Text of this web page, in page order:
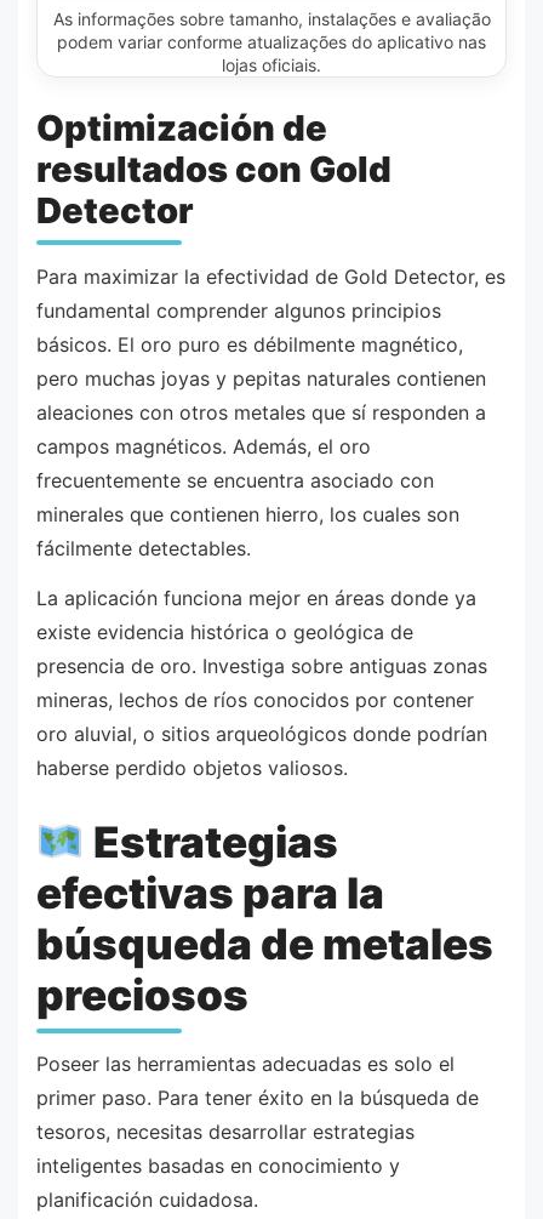
As informações sobre tamanho, instalações e avaliação
podem variar conforme atualizações do aplicativo nas
lojas oficiais.
Optimización de
resultados con Gold
Detector
Para maximizar la efectividad de Gold Detector, es
fundamental comprender algunos principios
básicos. El oro puro es débilmente magnético,
pero muchas joyas y pepitas naturales contienen
aleaciones con otros metales que sí responden a
campos magnéticos. Además, el oro
frecuentemente se encuentra asociado con
minerales que contienen hierro, los cuales son
fácilmente detectables.
La aplicación funciona mejor en áreas donde ya
existe evidencia histórica o geológica de
presencia de oro. Investiga sobre antiguas zonas
mineras, lechos de ríos conocidos por contener
oro aluvial, o sitios arqueológicos donde podrían
haberse perdido objetos valiosos.
Estrategias
efectivas para la
búsqueda de metales
preciosos
Poseer las herramientas adecuadas es solo el
primer paso. Para tener éxito en la búsqueda de
tesoros, necesitas desarrollar estrategias
inteligentes basadas en conocimiento y
planificación cuidadosa.